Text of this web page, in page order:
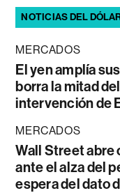
NOTICIAS DEL
MERCADOS
El yen amplía
borra la mitad
intervención de
MERCADOS
Wall Street abre
ante el alza del
espera del dato